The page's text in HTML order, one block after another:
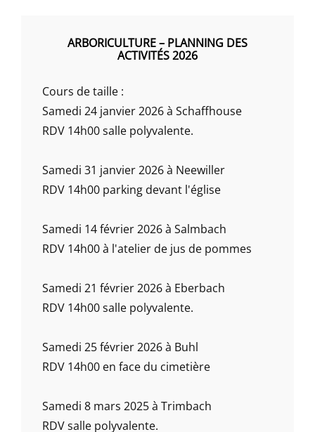
ARBORICULTURE – PLANNING DES
ACTIVITÉS 2026
Cours de taille :
Samedi 24 janvier 2026 à Schaffhouse
RDV 14h00 salle polyvalente.
Samedi 31 janvier 2026 à Neewiller
RDV 14h00 parking devant l'église
Samedi 14 février 2026 à Salmbach
RDV 14h00 à l'atelier de jus de pommes
Samedi 21 février 2026 à Eberbach
RDV 14h00 salle polyvalente.
Samedi 25 février 2026 à Buhl
RDV 14h00 en face du cimetière
Samedi 8 mars 2025 à Trimbach
RDV salle polyvalente.